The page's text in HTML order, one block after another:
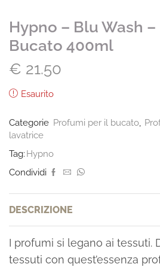
Hypno – Blu Wash
Bucato 400ml
€ 21.50
Esaurito
Categorie Profumi per il bucato
lavatrice
Tag: Hypno
Condividi
DESCRIZIONE
I profumi si legano ai tessuti.
tessuti con quest’essenza